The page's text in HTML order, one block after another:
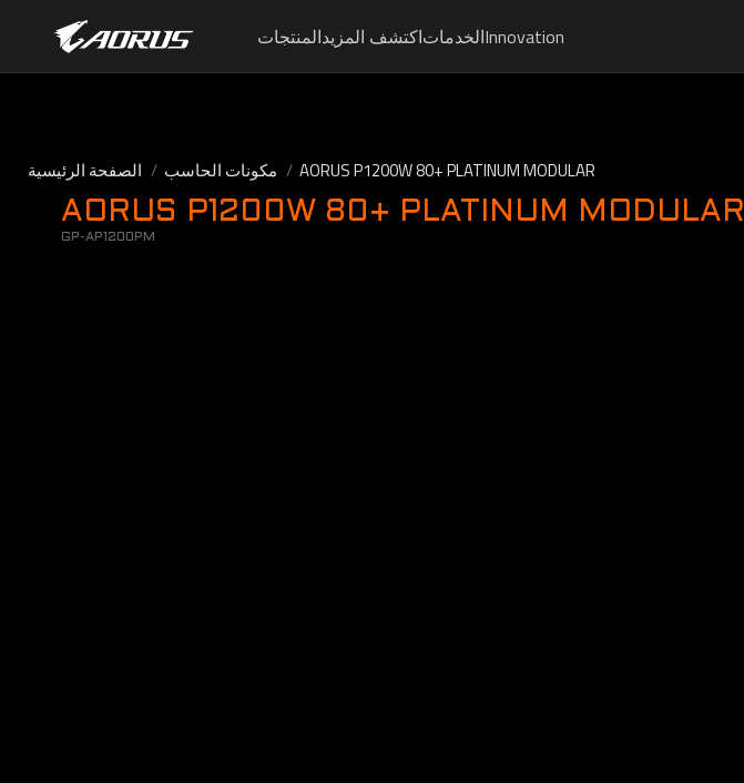
المنتجاتاكتشف المزيدالخدماتInnovation
الصفحة الرئيسية مكونات الحاسب AORUS P1200W 80+ PLATINUM MODULAR
AORUS P1200W 80+ PLATINUM MODULAR
GP-AP1200PM